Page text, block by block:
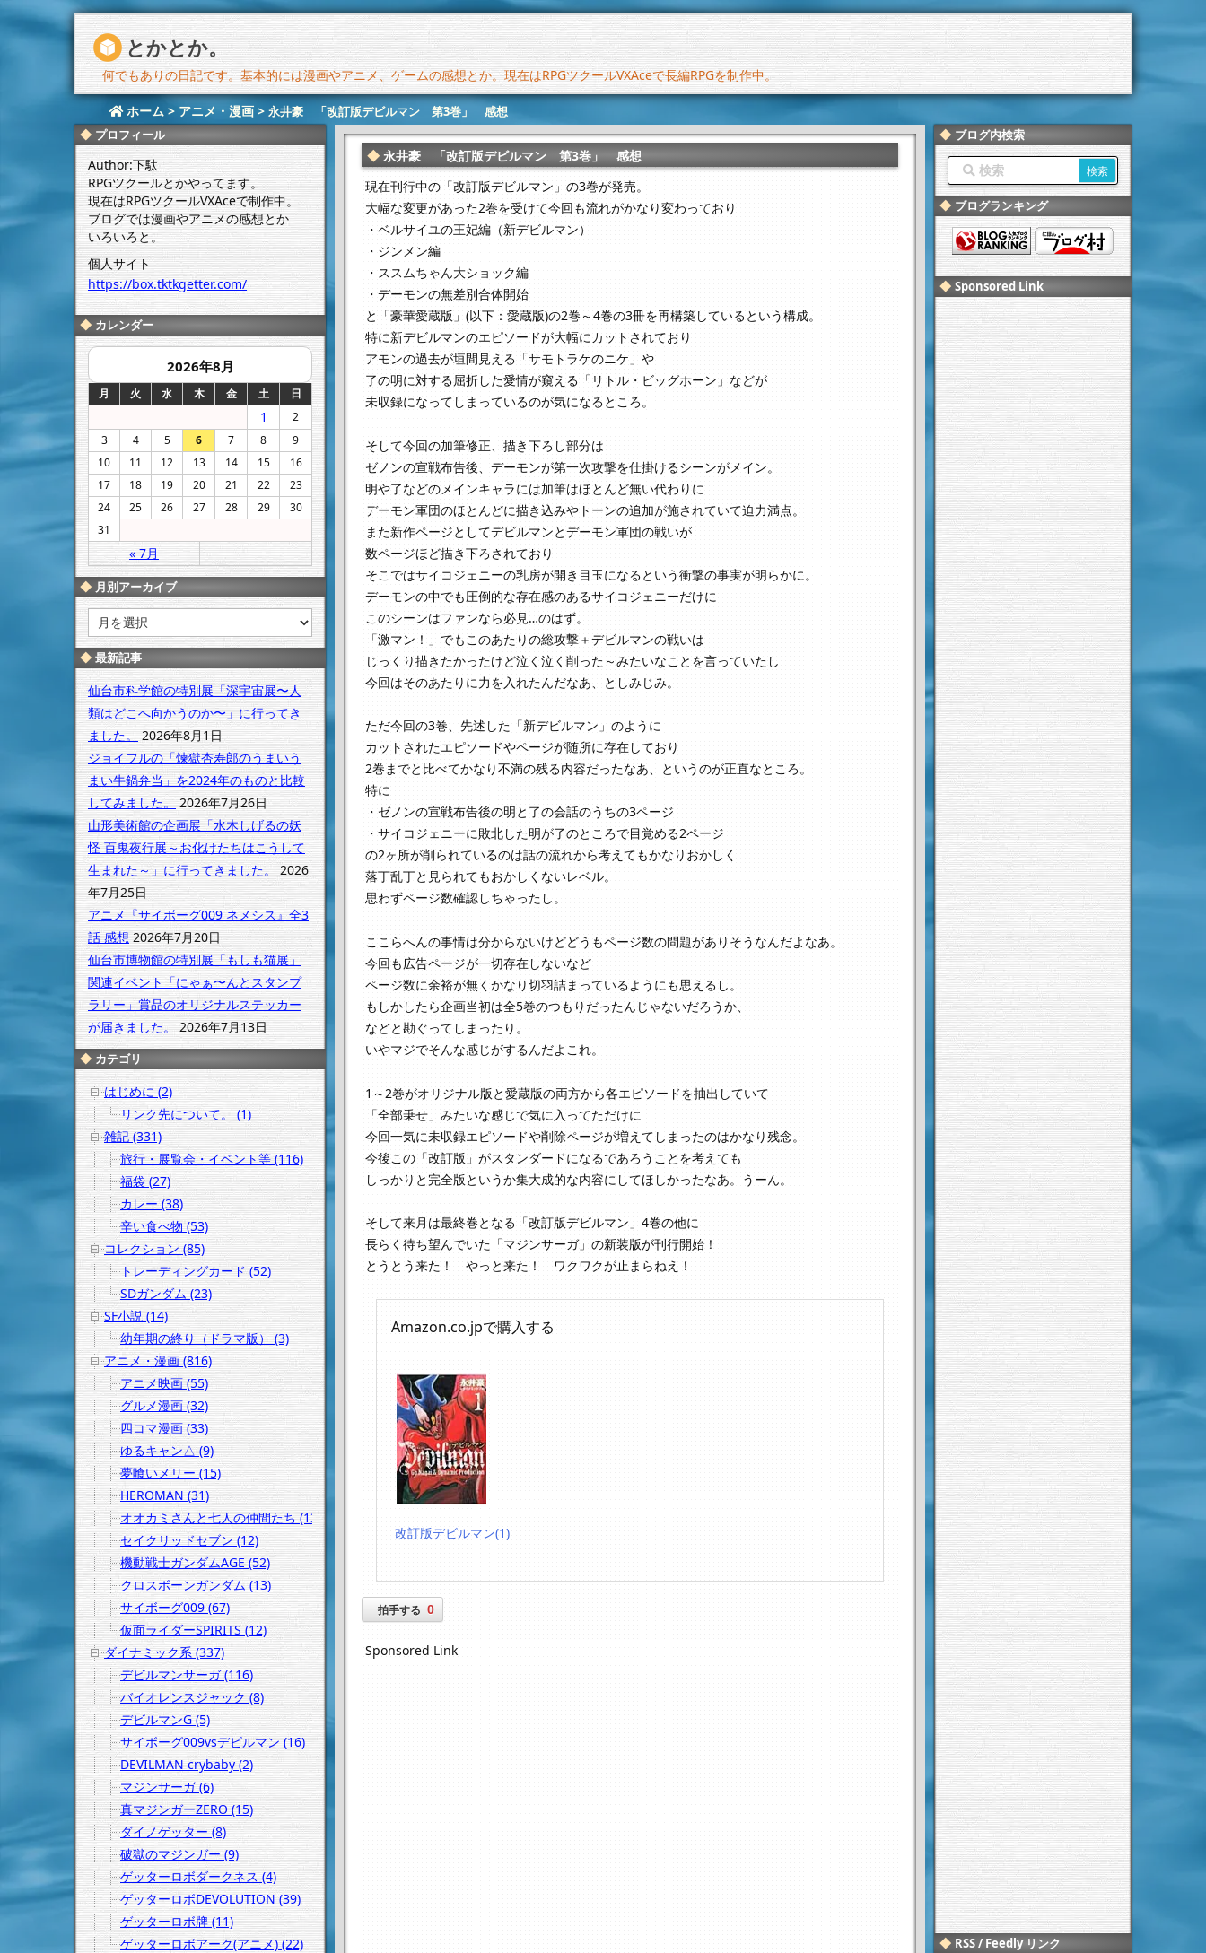
とかとか。
何でもありの日記です。基本的には漫画やアニメ、ゲームの感想とか。現在はRPGツクールVXAceで長編RPGを制作中。
ホーム > アニメ・漫画 > 永井豪 「改訂版デビルマン 第3巻」 感想
永井豪 「改訂版デビルマン 第3巻」 感想
現在刊行中の「改訂版デビルマン」の3巻が発売。
大幅な変更があった2巻を受けて今回も流れがかなり変わっており
・ベルサイユの王妃編（新デビルマン）
・ジンメン編
・ススムちゃん大ショック編
・デーモンの無差別合体開始
と「豪華愛蔵版」(以下：愛蔵版)の2巻～4巻の3冊を再構築しているという構成。
特に新デビルマンのエピソードが大幅にカットされており
アモンの過去が垣間見える「サモトラケのニケ」や
了の明に対する屈折した愛情が窺える「リトル・ビッグホーン」などが
未収録になってしまっているのが気になるところ。
そして今回の加筆修正、描き下ろし部分は
ゼノンの宣戦布告後、デーモンが第一次攻撃を仕掛けるシーンがメイン。
明や了などのメインキャラには加筆はほとんど無い代わりに
デーモン軍団のほとんどに描き込みやトーンの追加が施されていて迫力満点。
また新作ページとしてデビルマンとデーモン軍団の戦いが
数ページほど描き下ろされており
そこではサイコジェニーの乳房が開き目玉になるという衝撃の事実が明らかに。
デーモンの中でも圧倒的な存在感のあるサイコジェニーだけに
このシーンはファンなら必見…のはず。
「激マン！」でもこのあたりの総攻撃＋デビルマンの戦いは
じっくり描きたかったけど泣く泣く削った～みたいなことを言っていたし
今回はそのあたりに力を入れたんだなあ、としみじみ。
ただ今回の3巻、先述した「新デビルマン」のように
カットされたエピソードやページが随所に存在しており
2巻までと比べてかなり不満の残る内容だったなあ、というのが正直なところ。
特に
・ゼノンの宣戦布告後の明と了の会話のうちの3ページ
・サイコジェニーに敗北した明が了のところで目覚める2ページ
の2ヶ所が削られているのは話の流れから考えてもかなりおかしく
落丁乱丁と見られてもおかしくないレベル。
思わずページ数確認しちゃったし。
ここらへんの事情は分からないけどどうもページ数の問題がありそうなんだよなあ。
今回も広告ページが一切存在しないなど
ページ数に余裕が無くかなり切羽詰まっているようにも思えるし。
もしかしたら企画当初は全5巻のつもりだったんじゃないだろうか、
などと勘ぐってしまったり。
いやマジでそんな感じがするんだよこれ。
1～2巻がオリジナル版と愛蔵版の両方から各エピソードを抽出していて
「全部乗せ」みたいな感じで気に入ってただけに
今回一気に未収録エピソードや削除ページが増えてしまったのはかなり残念。
今後この「改訂版」がスタンダードになるであろうことを考えても
しっかりと完全版というか集大成的な内容にしてほしかったなあ。うーん。
そして来月は最終巻となる「改訂版デビルマン」4巻の他に
長らく待ち望んでいた「マジンサーガ」の新装版が刊行開始！
とうとう来た！ やっと来た！ ワクワクが止まらねえ！
Amazon.co.jpで購入する
改訂版デビルマン(1)
拍手する 0
Sponsored Link
プロフィール
Author:下駄
RPGツクールとかやってます。
現在はRPGツクールVXAceで制作中。
ブログでは漫画やアニメの感想とか
いろいろと。
個人サイト
https://box.tktkgetter.com/
カレンダー
2026年8月
月 火 水 木 金 土 日
1
2
3
4 5 6 7 8
9
10
11 12 13 14 15
16
17
18 19 20 21 22
23
24
25 26 27 28 29
30
31
« 7月
月別アーカイブ
別
ア
ー
カ
イ
ブ
最新記事
仙台市科学館の特別展「深宇宙展〜人
類はどこへ向かうのか〜」に行ってき
ました。
2026年8月1日
ジョイフルの「煉獄杏寿郎のうまいう
まい牛鍋弁当」を2024年のものと比較
してみました。 2026年7月26日
山形美術館の企画展「水木しげるの妖
怪 百鬼夜行展～お化けたちはこうして
生まれた～」に行ってきました。 2026
年7月25日
アニメ『サイボーグ009 ネメシス』全3
話 感想 2026年7月20日
仙台市博物館の特別展「もしも猫展」
関連イベント「にゃぁ〜んとスタンプ
ラリー」賞品のオリジナルステッカー
が届きました。 2026年7月13日
カテゴリ
はじめに (2)
リンク先について。 (1)
雑記 (331)
旅行・展覧会・イベント等 (116)
福袋 (27)
カレー (38)
辛い食べ物 (53)
コレクション (85)
トレーディングカード (52)
SDガンダム (23)
SF小説 (14)
幼年期の終り（ドラマ版） (3)
アニメ・漫画 (816)
アニメ映画 (55)
グルメ漫画 (32)
四コマ漫画 (33)
ゆるキャン△ (9)
夢喰いメリー (15)
HEROMAN (31)
オオカミさんと七人の仲間たち (13)
セイクリッドセブン (12)
機動戦士ガンダムAGE (52)
クロスボーンガンダム (13)
サイボーグ009 (67)
仮面ライダーSPIRITS (12)
ダイナミック系 (337)
デビルマンサーガ (116)
バイオレンスジャック (8)
デビルマンG (5)
サイボーグ009vsデビルマン (16)
DEVILMAN crybaby (2)
マジンサーガ (6)
真マジンガーZERO (15)
ダイノゲッター (8)
破獄のマジンガー (9)
ゲッターロボダークネス (4)
ゲッターロボDEVOLUTION (39)
ゲッターロボ牌 (11)
ゲッターロボアーク(アニメ) (22)
ブログ内検索
ブログランキング
Sponsored Link
RSS / Feedly リンク